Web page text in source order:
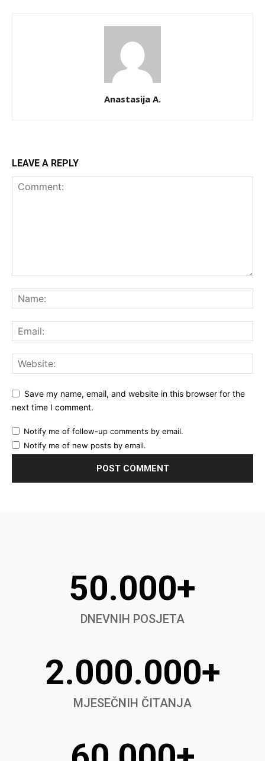
Anastasija A.
LEAVE A REPLY
Save my name, email, and website in this browser for the
next time I comment.
Notify me of follow-up comments by email.
Notify me of new posts by email.
50.000+
DNEVNIH POSJETA
2.000.000+
MJESEČNIH ČITANJA